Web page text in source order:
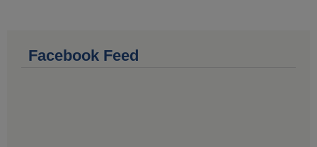
Facebook Feed